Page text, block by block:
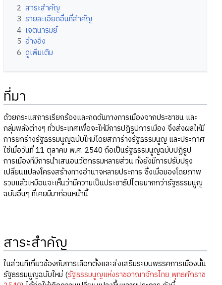
2 สาระสำคัญ
3 รายละเอียดอื่นที่สำคัญ
4 เจตนารมย์
5 อ้างอิง
6 ดูเพิ่มเติม
ที่มา
ด้วยกระแสการเรียกร้องและกดดันทางการเมืองจากประชาชน และ
กลุ่มพลังต่างๆ ทั่วประเทศเพื่อจะให้มีการปฏิรูปการเมือง จึงส่งผลให้มี
การยกร่างรัฐธรรมนูญฉบับใหม่โดยสภาร่างรัฐธรรมนูญ และประกาศ
ใช้เมื่อวันที่ 11 ตุลาคม พ.ศ. 2540 ถือเป็นรัฐธรรมนูญฉบับปฏิรูป
การเมืองที่มีการนำเสนอนวัตกรรมหลายส่วน ทั้งยังมีการปรับปรุง
เปลี่ยนแปลงโครงสร้างทางอำนาจหลายประการ ซึ่งเมื่อมองโดยภาพ
รวมแล้วเหมือนจะเห็นว่ามีความเป็นประชาธิปไตยมากกว่ารัฐธรรมนูญ
ฉบับอื่นๆ ที่เคยมีมาก่อนหน้านี้
สาระสำคัญ
ในส่วนที่เกี่ยวข้องกับการเลือกตั้งและส่งเสริมระบบพรรคการเมืองนั้น
รัฐธรรมนูญฉบับใหม่ (รัฐธรรมนูญแห่งราชอาณาจักรไทย พุทธศักราช